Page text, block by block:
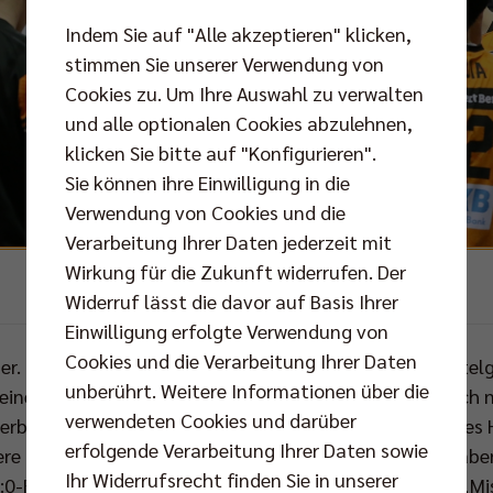
Eigentlich wähnten sich die BR Volleys nach zwei
guten Weg, ihre Liebe zum K.O.-Wettbewerb doch
gegen die Netzhoppers lässt die Pokal-Statistik
Interpretation zu. Zum dritten Mal in vier Jahren
Führung mit einer 2:3-Niederlage vorzeitig von der
Indem Sie auf "Alle akzeptieren" klicken,
stimmen Sie unserer Verwendung von
Cookies zu. Um Ihre Auswahl zu verwalten
und alle optionalen Cookies abzulehnen,
klicken Sie bitte auf "Konfigurieren".
Sie können ihre Einwilligung in die
Verwendung von Cookies und die
Verarbeitung Ihrer Daten jederzeit mit
Wirkung für die Zukunft widerrufen. Der
Widerruf lässt die davor auf Basis Ihrer
Einwilligung erfolgte Verwendung von
Cookies und die Verarbeitung Ihrer Daten
unberührt. Weitere Informationen über die
verwendeten Cookies und darüber
erfolgende Verarbeitung Ihrer Daten sowie
Ihr Widerrufsrecht finden Sie in unserer